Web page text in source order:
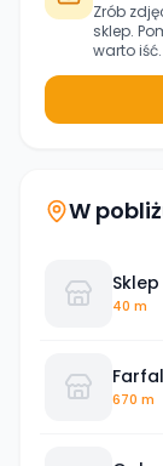
Zrób
sklep.
warto iść.
W
40 m
670 m